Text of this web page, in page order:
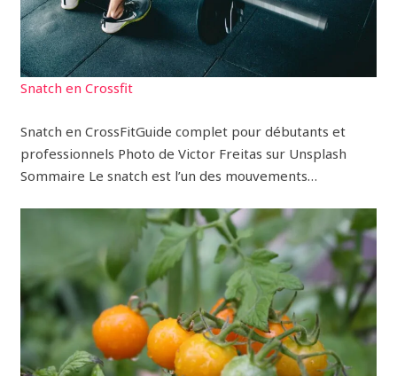
Snatch en Crossfit
Snatch en CrossFitGuide complet pour débutants et
professionnels Photo de Victor Freitas sur Unsplash
Sommaire Le snatch est l’un des mouvements…